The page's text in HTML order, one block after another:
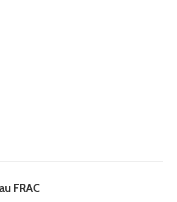
FRAC